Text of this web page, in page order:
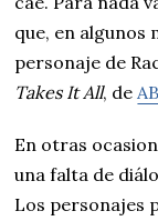
que, en algunos
personaje de
Takes It All, de
En otras
una falta de
Los personajes